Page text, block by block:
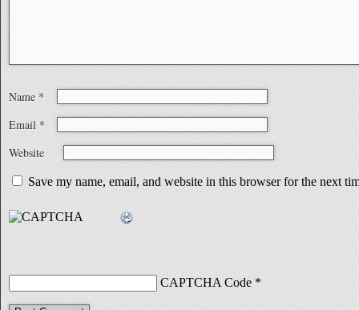
Name *
Email *
Website
Save my name, email, and website in this browser for the next
CAPTCHA Code *